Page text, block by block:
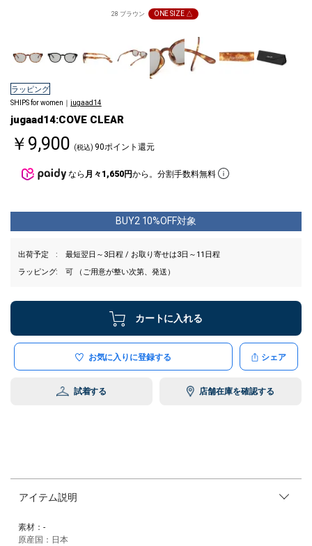
28 ブラウン ONE SIZE △
ラッピング
SHIPS for women｜ jugaad14
jugaad14:COVE CLEAR
￥9,900 (税込) 90ポイント還元
なら 月々1,650円から。分割手数料無料
BUY2 10%OFF対象
出荷予定
最短翌日～3日程 / お取り寄せは3日～11日程
ラッピング
可 （ご用意が整い次第、発送）
カートに入れる
お気に入りに登録する シェア
試着する 店舗在庫を確認する
アイテム説明
素材：-
原産国：日本